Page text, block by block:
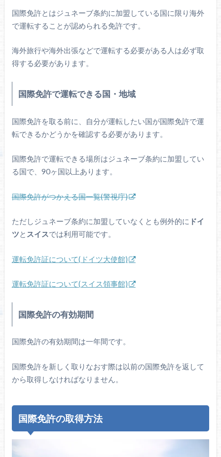
国際免許とはジュネーブ条約に加盟している国に限り海外
で運転することが認められる免許です。
海外旅行や海外出張などで運転する必要がある人は必ず取
得する必要があります。
国際免許で運転できる国・地域
国際免許を取る前に、自分が運転したい国が国際免許で運
転できるかどうかを確認する必要があります。
国際免許で運転できる場所はジュネーブ条約に加盟してい
る国で、90ヶ国以上あります。
国際免許がつかえる国一覧(警視庁)
ただしジュネーブ条約に加盟していなくとも例外的に ドイ
ツと スイスでは利用可能です。
運転免許証について(ドイツ大使館)
運転免許証について(スイス領事館)
国際免許の有効期間
国際免許の有効期間は一年間です。
国際免許を新しく取りなおす際は以前の国際免許を返して
から取得しなければなりません。
国際免許の取得方法